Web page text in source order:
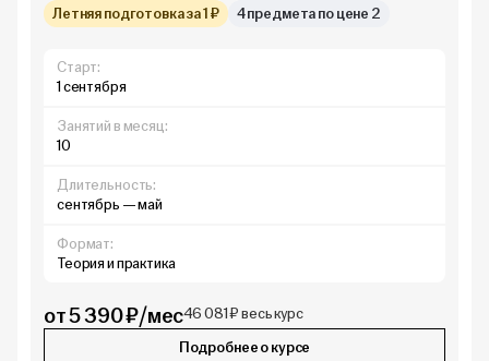
Летняя подготовка за 1 ₽ 4 предмета по цене 2
Старт:
1 сентября
Занятий в месяц:
10
Длительность:
сентябрь — май
Формат:
Теория и практика
от 5 390 ₽/мес46 081 ₽ весь курс
Подробнее о курсе